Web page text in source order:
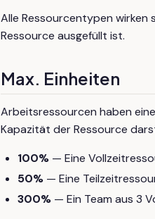
Alle Ressourcentypen wirken
Ressource ausgefüllt ist.
Max. Einheiten
Arbeitsressourcen haben
Kapazität der Ressource
100% — Eine
50% — Eine
300% — Ein Team aus 3